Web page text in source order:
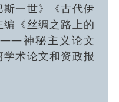
一世》《古代伊
《丝绸之路上的
——神秘主义论文
术论文和资政报